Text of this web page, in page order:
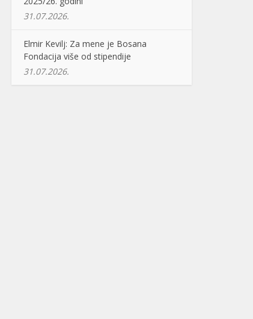
31.07.2026.
Elmir Kevilj: Za mene je Bosana
Fondacija više od stipendije
31.07.2026.